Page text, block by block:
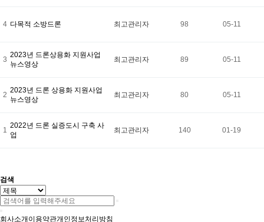
4 다목적 소방드론 최고관리자 98 05-11
3
2023년 드론상용화 지원사업
뉴스영상
최고관리자 89 05-11
2
2023년 드론 상용화 지원사업
뉴스영상
최고관리자 80 05-11
1
2022년 드론 실증도시 구축 사
업
최고관리자 140 01-19
검색
회사소개 이용약관개인정보처리방침